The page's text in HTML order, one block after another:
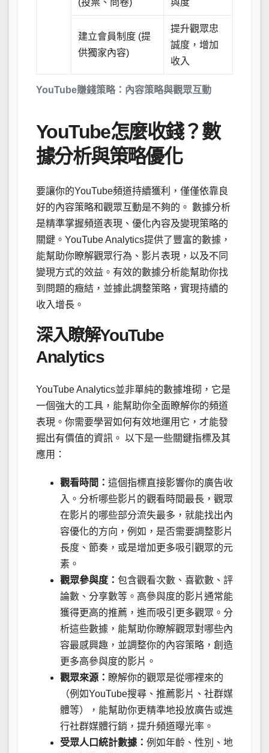
YouTube賺錢策略：內容策略與觀眾互動
(投票、問卷) 與度
建立會員制度 (提
供獨家內容)
提升觀眾忠
誠度，增加
收入
YouTube怎麼收錢？數
據分析與策略優化
要讓你的YouTube頻道持續獲利，僅僅依靠良
好的內容策略和觀眾互動是不夠的。 數據分析
是精準掌握頻道表現、優化內容及變現策略的
關鍵。YouTube Analytics提供了豐富的數據，
能幫助你瞭解觀眾行為、影片表現，以及不同
變現方式的效益。有效的數據分析能幫助你找
到問題的癥結，並據此調整策略，實現持續的
收入增長。
深入瞭解YouTube
Analytics
YouTube Analytics並非單純的數據堆砌，它是
一個強大的工具，能幫助你全面瞭解你的頻道
表現。你需要學習如何有效地運用它，才能發
掘出有價值的資訊。 以下是一些關鍵指標及其
應用：
觀看時間： 這個指標直接影響你的廣告收
入。分析哪些影片的觀看時間最長，觀眾
在影片的哪些部分流失最多，就能找出內
容優化的方向，例如，是否需要調整影片
長度、節奏，或是增加更多吸引觀眾的元
素。
觀眾參與度： 包含觀看次數、喜歡數、評
論數、分享數等。高參與度的影片通常能
獲得更高的推薦，進而吸引更多觀眾。分
析這些數據，能幫助你瞭解觀眾對哪些內
容最感興趣，並調整你的內容策略，創造
更多高參與度的影片。
觀眾來源： 瞭解你的觀眾是從哪裡來的
（例如YouTube搜尋、推薦影片、社群媒
體等），能幫助你更精準地投放廣告或進
行社群媒體行銷，提升頻道曝光率。
受眾人口統計數據： 例如年齡、性別、地